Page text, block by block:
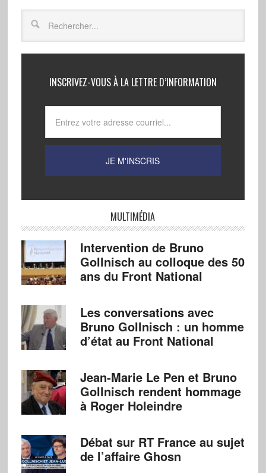
INSCRIVEZ-VOUS À LA LETTRE D’INFORMATION
MULTIMÉDIA
Intervention de Bruno
Gollnisch au colloque des 50
ans du Front National
Les conversations avec
Bruno Gollnisch : un homme
d’état au Front National
Jean-Marie Le Pen et Bruno
Gollnisch rendent hommage
à Roger Holeindre
Débat sur RT France au sujet
de l’affaire Ghosn